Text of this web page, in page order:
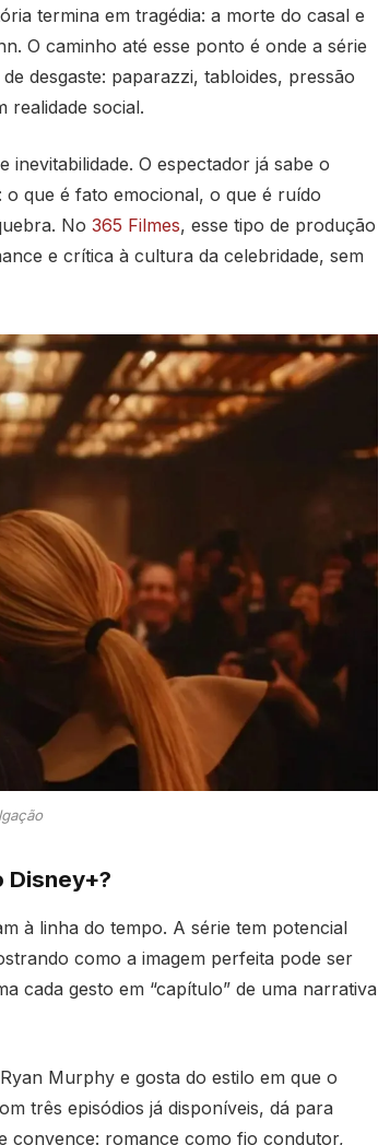
termina em tragédia: a morte do casal e
O caminho até esse ponto é onde a série
desgaste: paparazzi, tabloides, pressão
realidade social.
O espectador já sabe o
que é fato emocional, o que é ruído
No 365 Filmes, esse tipo de produção
e crítica à cultura da celebridade, sem
Disney+?
à linha do tempo. A série tem potencial
como a imagem perfeita pode ser
cada gesto em “capítulo” de uma narrativa
Murphy e gosta do estilo em que o
três episódios já disponíveis, dá para
convence: romance como fio condutor,